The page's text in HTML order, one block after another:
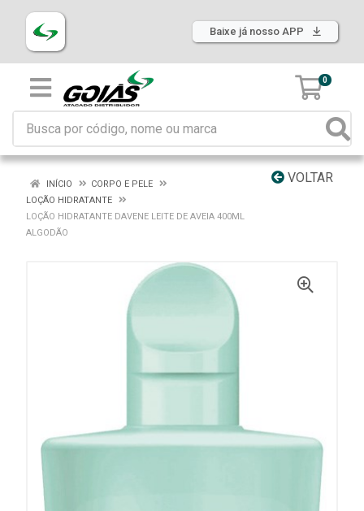
Baixe já nosso APP
0
VOLTAR
INÍCIO
CORPO E PELE
LOÇÃO HIDRATANTE
LOÇÃO HIDRATANTE DAVENE LEITE DE AVEIA 400ML
ALGODÃO